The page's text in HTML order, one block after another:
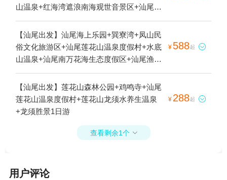
山温泉+红海湾遮浪南海观世音景区+汕尾本
地玩乐+汕尾保利金町湾旅游度假区+铜鼎山
旅游区+红海湾遮浪角+汕尾风车岛1日游
【汕尾出发】汕尾海上乐园+巽寮湾+凤山民
俗文化旅游区+汕尾莲花山温泉度假村+水底
山温泉+汕尾南万花海生态度假区+汕尾渔歌
文化广场+汕尾风车岛1日游
¥ 588起 
【汕尾出发】莲花山森林公园+鸡鸣寺+汕尾
莲花山温泉度假村+莲花山龙须水养生温泉
+龙须胜景1日游
¥ 288起 
查看剩余1个 
用户评论